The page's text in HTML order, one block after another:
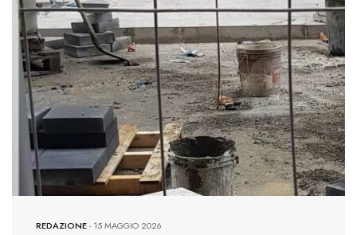
REDAZIONE-15 MAGGIO 2026